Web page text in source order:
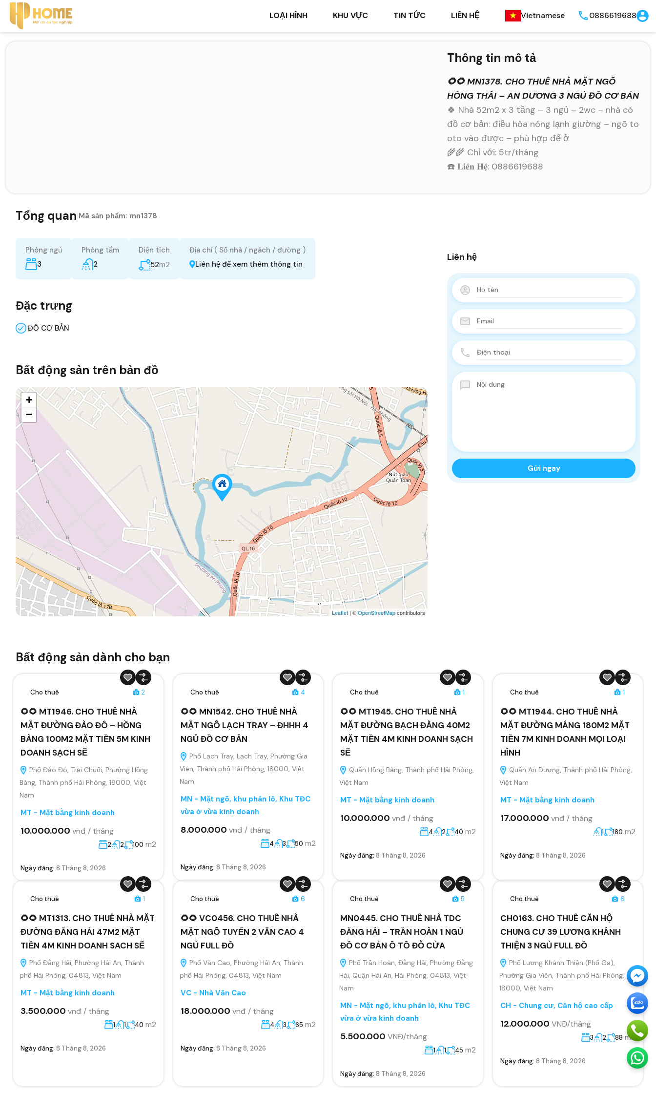
LOẠI HÌNH KHU VỰC TIN TỨC LIÊN HỆ Vietnamese 0886619688
Thông tin mô tả
🌻🌻 MN1378. CHO THUÊ NHÀ MẶT NGÕ
HỒNG THÁI – AN DƯƠNG 3 NGỦ ĐỒ CƠ BẢN
🍀 Nhà 52m2 x 3 tầng – 3 ngủ – 2wc – nhà có
đồ cơ bản: điều hòa nóng lạnh giường – ngõ to
oto vào được – phù hợp để ở
🌾🌾 Chỉ với: 5tr/tháng
☎️ 𝐋𝐢𝐞̂𝐧 𝐇𝐞̣̂: 0886619688
Tổng quan Mã sản phẩm: mn1378
Phòng ngủ
3
Phòng tắm
2
Diện tích
52m2
Địa chỉ ( Số nhà / ngách / đường )
Liên hệ để xem thêm thông tin
Đặc trưng
ĐỒ CƠ BẢN
Bất động sản trên bản đồ
+
−
Leaflet | ©OpenStreetMapcontributors
Liên hệ
Bất động sản dành cho bạn
Cho thuê 2
🌻🌻 MT1946. CHO THUÊ NHÀ
MẶT ĐƯỜNG ĐÀO ĐÔ – HỒNG
BÀNG 100M2 MẶT TIỀN 5M KINH
DOANH SẠCH SẼ
Phố Đào Đô, Trại Chuối, Phường Hồng
Bàng, Thành phố Hải Phòng, 18000, Việt
Nam
MT - Mặt bằng kinh doanh
10.000.000 vnđ / tháng
2 2 100 m2
Ngày đăng: 8 Tháng 8, 2026
Cho thuê 4
🌻🌻 MN1542. CHO THUÊ NHÀ
MẶT NGÕ LẠCH TRAY – ĐHHH 4
NGỦ ĐỒ CƠ BẢN
Phố Lạch Tray, Lạch Tray, Phường Gia
Viên, Thành phố Hải Phòng, 18000, Việt
Nam
MN - Mặt ngõ, khu phân lô, Khu TĐC
vừa ở vừa kinh doanh
8.000.000 vnđ / tháng
4 3 50 m2
Ngày đăng: 8 Tháng 8, 2026
Cho thuê 1
🌻🌻 MT1945. CHO THUÊ NHÀ
MẶT ĐƯỜNG BẠCH ĐẰNG 40M2
MẶT TIỀN 4M KINH DOANH SẠCH
SẼ
Quận Hồng Bàng, Thành phố Hải Phòng,
Việt Nam
MT - Mặt bằng kinh doanh
10.000.000 vnđ / tháng
4 2 40 m2
Ngày đăng: 8 Tháng 8, 2026
Cho thuê 1
🌻🌻 MT1944. CHO THUÊ NHÀ
MẶT ĐƯỜNG MÁNG 180M2 MẶT
TIỀN 7M KINH DOANH MỌI LOẠI
HÌNH
Quận An Dương, Thành phố Hải Phòng,
Việt Nam
MT - Mặt bằng kinh doanh
17.000.000 vnđ / tháng
1 180 m2
Ngày đăng: 8 Tháng 8, 2026
Cho thuê 1
🌻🌻 MT1313. CHO THUÊ NHÀ MẶT
ĐƯỜNG ĐẰNG HẢI 47M2 MẶT
TIỀN 4M KINH DOANH SACH SẼ
Phố Đằng Hải, Phường Hải An, Thành
phố Hải Phòng, 04813, Việt Nam
MT - Mặt bằng kinh doanh
3.500.000 vnđ / tháng
1 1 40 m2
Ngày đăng: 8 Tháng 8, 2026
Cho thuê 6
🌻🌻 VC0456. CHO THUÊ NHÀ
MẶT NGÕ TUYẾN 2 VĂN CAO 4
NGỦ FULL ĐỒ
Phố Văn Cao, Phường Hải An, Thành
phố Hải Phòng, 04813, Việt Nam
VC - Nhà Văn Cao
18.000.000 vnđ / tháng
4 3 65 m2
Ngày đăng: 8 Tháng 8, 2026
Cho thuê 5
MN0445. CHO THUÊ NHÀ TDC
ĐẰNG HẢI – TRẦN HOÀN 1 NGỦ
ĐỒ CƠ BẢN Ô TÔ ĐỖ CỬA
Phố Trần Hoàn, Đằng Hải, Phường Đằng
Hải, Quận Hải An, Hải Phòng, 04813, Việt
Nam
MN - Mặt ngõ, khu phân lô, Khu TĐC
vừa ở vừa kinh doanh
5.500.000 VNĐ/tháng
1 1 45 m2
Ngày đăng: 8 Tháng 8, 2026
Cho thuê 6
CH0163. CHO THUÊ CĂN HỘ
CHUNG CƯ 39 LƯƠNG KHÁNH
THIỆN 3 NGỦ FULL ĐỒ
Phố Lương Khánh Thiện (Phố Ga),
Phường Gia Viên, Thành phố Hải Phòng,
18000, Việt Nam
CH - Chung cư, Căn hộ cao cấp
12.000.000 VNĐ/tháng
3 2 88 m2
Ngày đăng: 8 Tháng 8, 2026